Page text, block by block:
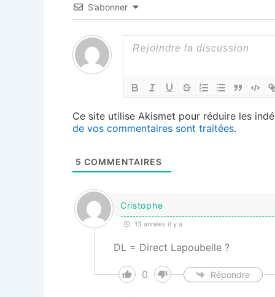
S’abonner
Ce site utilise Akismet pour réduire les
de vos commentaires sont traitées.
5 COMMENTAIRES
Cristophe
13 années il y a
DL = Direct Lapoubelle ?
0 Répondre